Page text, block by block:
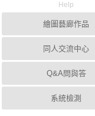
Help
繪圖藝廊作品
同人交流中心
Q&A問與答
系統檢測